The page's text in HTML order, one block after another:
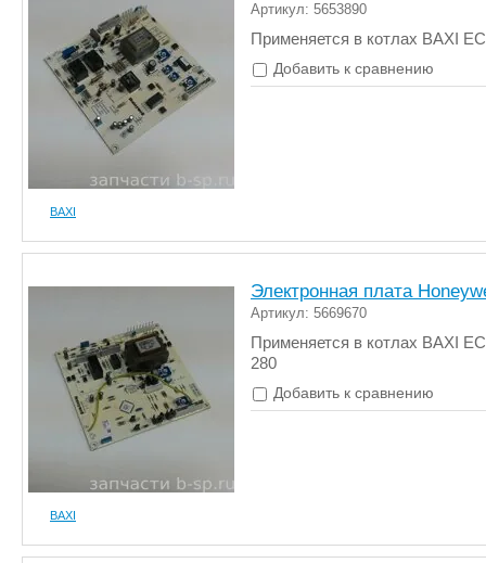
BAXI
Артикул: 5653890
Применяется в котлах BAXI
Добавить к сравнению
BAXI
Электронная плата
Артикул: 5669670
Применяется в котлах BAXI
280
Добавить к сравнению